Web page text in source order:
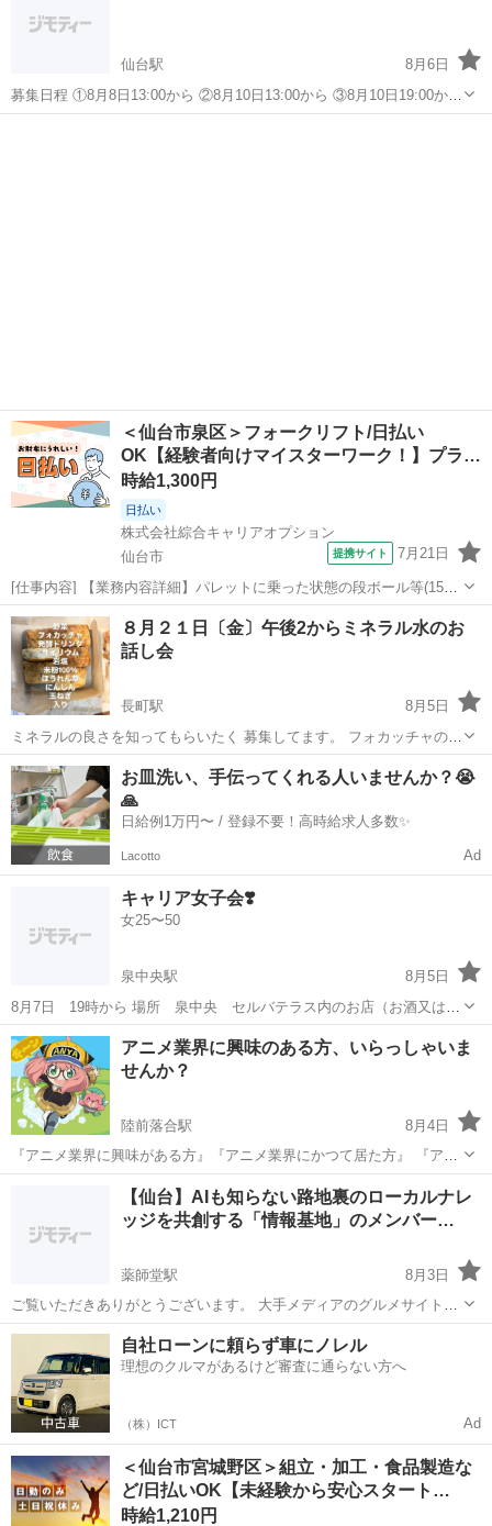
仙台駅
8月6日
募集日程 ①8月8日13:00から ②8月10日13:00から ③8月10日19:00から
仙台駅周辺の雀荘 はじめまして！ 麻雀の社会人サークルです！ 仙台
＜仙台市泉区＞フォークリフト/日払い
OK【経験者向けマイスターワーク！】プラ
イ…
時給1,300円
日払い
株式会社綜合キャリアオプション
仙台市
提携サイト 7月21日
[仕事内容] 【業務内容詳細】パレットに乗った状態の段ボール等(15～
20キロ)をパレットごとすくい上げて運搬するお仕事。 【取扱い製品情
報】お菓子や洗剤などのフィルム包装紙 。＋お仕事探しはコンシェル
スタッフにおまかせ＋...
宮城 仙台市 工場
８月２１日〔金〕午後2からミネラル水のお
話し会
長町駅
8月5日
ミネラルの良さを知ってもらいたく 募集してます。 フォカッチャのプ
レゼントありです。 IKEA仙台店2階スウェーデンレストランにて開催
します。 メッセージお待ちしてます。 参加費1000円➕ワンオーダーに
てお願いします。 ...
宮城 仙台市 長町駅 その他 スウェーデン
お皿洗い、手伝ってくれる人いませんか？😭
🙏
日給例1万円〜 / 登録不要！高時給求人多数✨
Lacotto Ad
キャリア女子会❣️
女25〜50
泉中央駅
8月5日
8月7日 19時から 場所 泉中央 セルバテラス内のお店（お酒又は
cafeで乾杯🥂）にてがんばる私達のキャリア女子会を開催します☺️
日々、色々な事に頑張っている女性たち！ 仕事も家事も育児も積み重
ねていればキャリ...
宮城 仙台市 泉中央駅 その他
アニメ業界に興味のある方、いらっしゃいま
せんか？
陸前落合駅
8月4日
『アニメ業界に興味がある方』『アニメ業界にかつて居た方』 『アニ
メ業界に今も、身を置いている方』 もし大丈夫そうでしたら、歓談し
ていました。仙...
陸前落合駅 その他 東北
【仙台】AIも知らない路地裏のローカルナレ
ッジを共創する「情報基地」のメンバー…
薬師堂駅
8月3日
ご覧いただきありがとうございます。 大手メディアのグルメサイト
や、検索上位に出てくる情報だけでは見えてこない、「本当に面白い
仙台のローカル情報」を自分たちの手で掘り起こし、蓄積していく小
さなプロジェクト（コミュニティ）...
宮城 仙台市 薬師堂駅 その他
自社ローンに頼らず車にノレル
理想のクルマがあるけど審査に通らない方へ
（株）ICT Ad
＜仙台市宮城野区＞組立・加工・食品製造な
ど/日払いOK【未経験から安心スタート…
時給1,210円